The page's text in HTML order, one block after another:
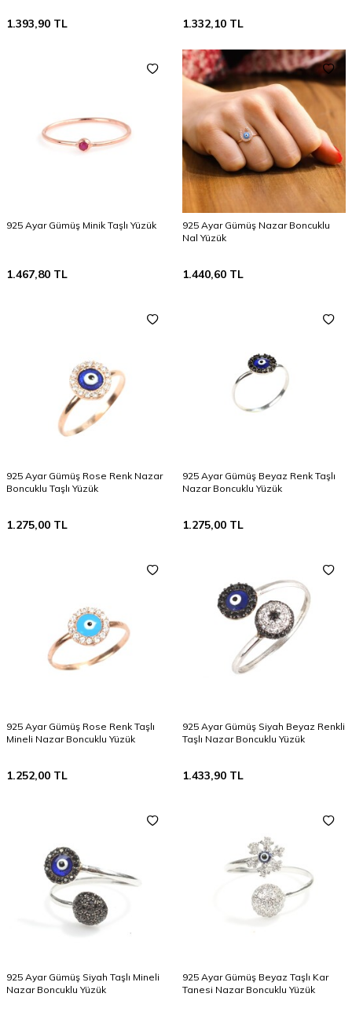
1.393,90 TL 1.332,10 TL
925 Ayar Gümüş Minik Taşlı Yüzük
1.467,80 TL
925 Ayar Gümüş Nazar Boncuklu
Nal Yüzük
1.440,60 TL
925 Ayar Gümüş Rose Renk Nazar
Boncuklu Taşlı Yüzük
1.275,00 TL
925 Ayar Gümüş Beyaz Renk Taşlı
Nazar Boncuklu Yüzük
1.275,00 TL
925 Ayar Gümüş Rose Renk Taşlı
Mineli Nazar Boncuklu Yüzük
1.252,00 TL
925 Ayar Gümüş Siyah Beyaz Renkli
Taşlı Nazar Boncuklu Yüzük
1.433,90 TL
925 Ayar Gümüş Siyah Taşlı Mineli
Nazar Boncuklu Yüzük
925 Ayar Gümüş Beyaz Taşlı Kar
Tanesi Nazar Boncuklu Yüzük